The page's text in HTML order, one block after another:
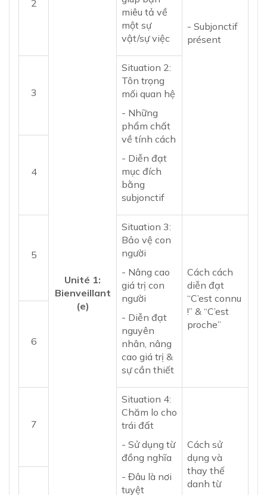
Unité 1:
Bienveillant
(e)
miêu tả về
một sự
vật/sự việc
- Subjonctif
présent
2
3
Situation 2:
Tôn trọng
mối quan hệ
- Những
phẩm chất
về tính cách
- Diễn đạt
mục đích
bằng
subjonctif
4
5
Situation 3:
Bảo vệ con
người
- Nâng cao
giá trị con
người
- Diễn đạt
nguyên
nhân, nâng
cao giá trị &
sự cần thiết
Cách cách
diễn đạt
“C’est connu
!” & “C’est
proche”
6
7
Situation 4:
Chăm lo cho
trái đất
- Sử dụng từ
đồng nghĩa
- Đâu là nơi
tuyệt
Cách sử
dụng và
thay thế
danh từ